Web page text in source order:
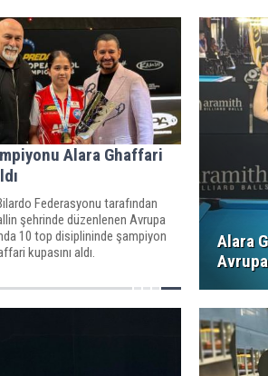
Alara Ghaffari
Federasyonu tarafından
şehrinde düzenlenen Avrupa
10 top disiplininde şampiyon
kupasını aldı.
Alara